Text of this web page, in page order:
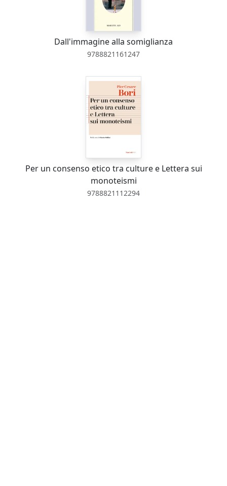
Dall'immagine alla somiglianza
9788821161247
Per un consenso etico tra culture e Lettera sui
monoteismi
9788821112294